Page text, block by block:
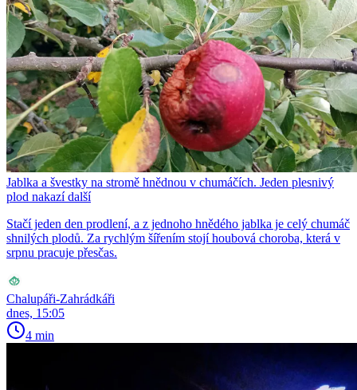
Jablka a švestky na stromě hnědnou v chumáčích. Jeden plesnivý
plod nakazí další
Stačí jeden den prodlení, a z jednoho hnědého jablka je celý chumáč
shnilých plodů. Za rychlým šířením stojí houbová choroba, která v
srpnu pracuje přesčas.
Chalupáři-Zahrádkáři
dnes, 15:05
4 min